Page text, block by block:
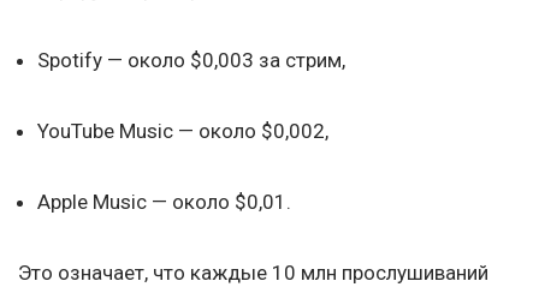
Spotify — около $0,003 за стрим,
YouTube Music — около $0,002,
Apple Music — около $0,01.
Это означает, что каждые 10 млн прослушиваний